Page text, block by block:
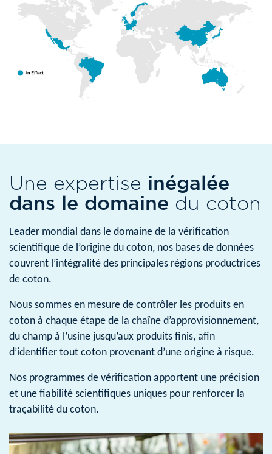
Une expertise inégalée
dans le domaine du coton
Leader mondial dans le domaine de la vérification
scientifique de l’origine du coton, nos bases de données
couvrent l’intégralité des principales régions productrices
de coton.
Nous sommes en mesure de contrôler les produits en
coton à chaque étape de la chaîne d’approvisionnement,
du champ à l’usine jusqu’aux produits finis, afin
d’identifier tout coton provenant d’une origine à risque.
Nos programmes de vérification apportent une précision
et une fiabilité scientifiques uniques pour renforcer la
traçabilité du coton.